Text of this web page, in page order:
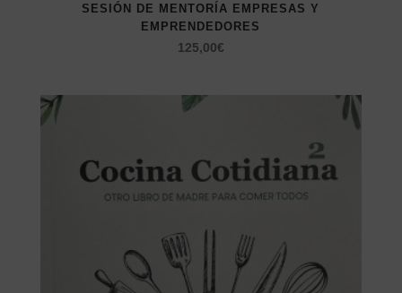
SESIÓN DE MENTORÍA EMPRESAS Y
EMPRENDEDORES
125,00€